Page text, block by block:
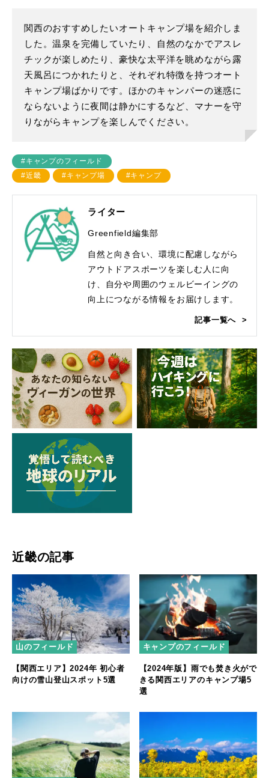
関西のおすすめしたいオートキャンプ場を紹介しま
した。温泉を完備していたり、自然のなかでアスレ
チックが楽しめたり、豪快な太平洋を眺めながら露
天風呂につかれたりと、それぞれ特徴を持つオート
キャンプ場ばかりです。ほかのキャンパーの迷惑に
ならないように夜間は静かにするなど、マナーを守
りながらキャンプを楽しんでください。
#キャンプのフィールド
#近畿
#キャンプ場 #キャンプ
ライター
Greenfield編集部
自然と向き合い、環境に配慮しながら
アウトドアスポーツを楽しむ人に向
け、自分や周囲のウェルビーイングの
向上につながる情報をお届けします。
記事一覧へ
近畿の記事
山のフィールド
【関西エリア】2024年 初心者
向けの雪山登山スポット5選
キャンプのフィールド
【2024年版】雨でも焚き火がで
きる関西エリアのキャンプ場5
選